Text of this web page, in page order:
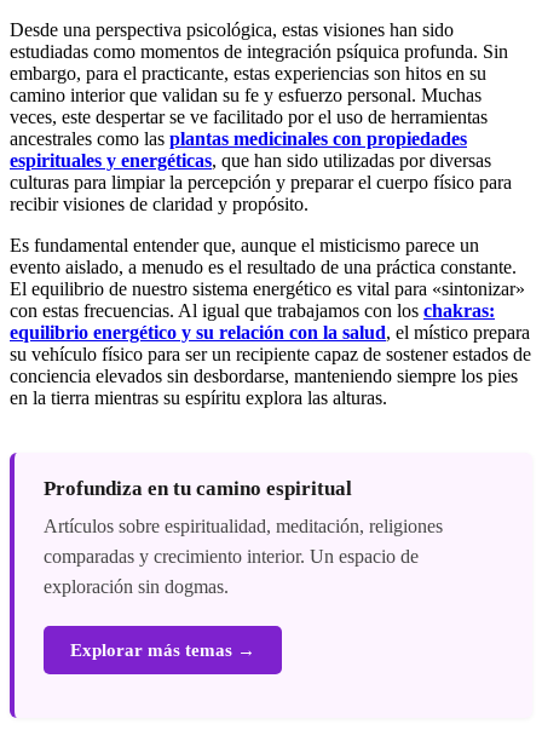
Desde una perspectiva psicológica, estas visiones han sido
estudiadas como momentos de integración psíquica profunda. Sin
embargo, para el practicante, estas experiencias son hitos en su
camino interior que validan su fe y esfuerzo personal. Muchas
veces, este despertar se ve facilitado por el uso de herramientas
ancestrales como las plantas medicinales con propiedades
espirituales y energéticas, que han sido utilizadas por diversas
culturas para limpiar la percepción y preparar el cuerpo físico para
recibir visiones de claridad y propósito.
Es fundamental entender que, aunque el misticismo parece un
evento aislado, a menudo es el resultado de una práctica constante.
El equilibrio de nuestro sistema energético es vital para «sintonizar»
con estas frecuencias. Al igual que trabajamos con los chakras:
equilibrio energético y su relación con la salud, el místico prepara
su vehículo físico para ser un recipiente capaz de sostener estados de
conciencia elevados sin desbordarse, manteniendo siempre los pies
en la tierra mientras su espíritu explora las alturas.
Profundiza en tu camino espiritual
Artículos sobre espiritualidad, meditación, religiones
comparadas y crecimiento interior. Un espacio de
exploración sin dogmas.
Explorar más temas →